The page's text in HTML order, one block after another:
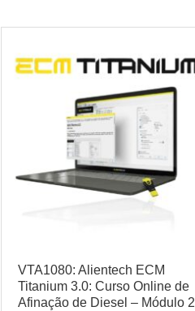
VTA1080: Alientech ECM
Titanium 3.0: Curso Online de
Afinação de Diesel – Módulo 2